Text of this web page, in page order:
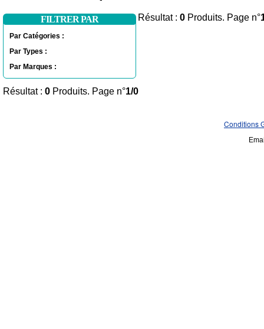
FILTRER PAR
Par Catégories :
Par Types :
Par Marques :
Résultat : 0 Produits. Page n°
Résultat : 0 Produits. Page n°1/0
Conditions